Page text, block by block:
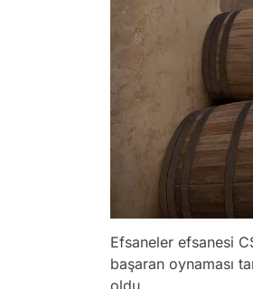
Efsaneler efsanesi
başaran oynaması